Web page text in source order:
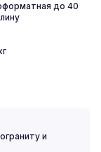
до 40
и